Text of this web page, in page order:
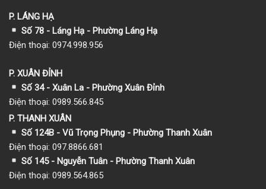
P. LÁNG HẠ
Số 78 - Láng Hạ - Phường Láng Hạ
Điện thoại: 0974.998.956
P. XUÂN ĐỈNH
Số 34 - Xuân La - Phường Xuân Đỉnh
Điện thoại: 0989.566.845
P. THANH XUÂN
Số 124B - Vũ Trọng Phụng - Phường Thanh Xuân
Điện thoại: 097.8866.681
Số 145 - Nguyễn Tuân - Phường Thanh Xuân
Điện thoại: 0989.564.865